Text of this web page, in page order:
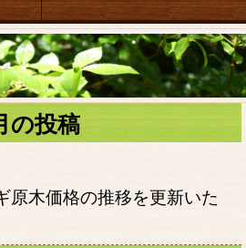
の投稿
原木価格の推移を更新いた